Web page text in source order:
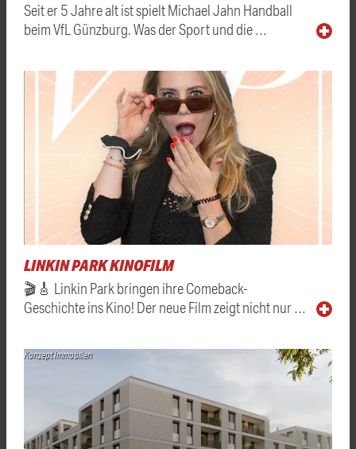
Seit er 5 Jahre alt ist spielt Michael Jahn Handball
beim VfL Günzburg. Was der Sport und die …
LINKIN PARK KINOFILM
🎬🎸 Linkin Park bringen ihre Comeback-
Geschichte ins Kino! Der neue Film zeigt nicht nur …
Konzept Immobilien